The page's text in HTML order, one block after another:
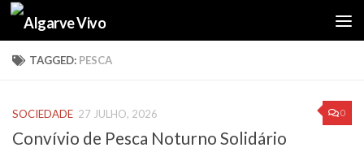
Skip to content
TAGGED: PESCA
0
SOCIEDADE 27 JULHO, 2026
Convívio de Pesca Noturno Solidário